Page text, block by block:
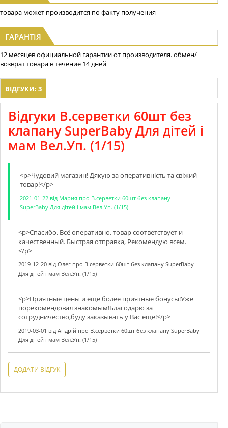
товара может производится по факту получения
ГАРАНТІЯ
12 месяцев официальной гарантии от производителя. обмен/
возврат товара в течение 14 дней
ВІДГУКИ: 3
Відгуки В.серветки 60шт без
клапану SuperBaby Для дітей і
мам Вел.Уп. (1/15)
<p>Чудовий магазин! Дякую за оперативнiсть та свiжий
товар!</p>
2021-01-22 від Мария про В.серветки 60шт без клапану
SuperBaby Для дітей і мам Вел.Уп. (1/15)
<p>Спасибо. Всё оперативно, товар соответствует и
качественный. Быстрая отправка, Рекомендую всем.
</p>
2019-12-20 від Олег про В.серветки 60шт без клапану SuperBaby
Для дітей і мам Вел.Уп. (1/15)
<p>Приятные цены и еще более приятные бонусы!Уже
порекомендовал знакомым!Благодарю за
сотрудничество,буду заказывать у Вас еще!</p>
2019-03-01 від Андрій про В.серветки 60шт без клапану SuperBaby
Для дітей і мам Вел.Уп. (1/15)
ДОДАТИ ВІДГУК